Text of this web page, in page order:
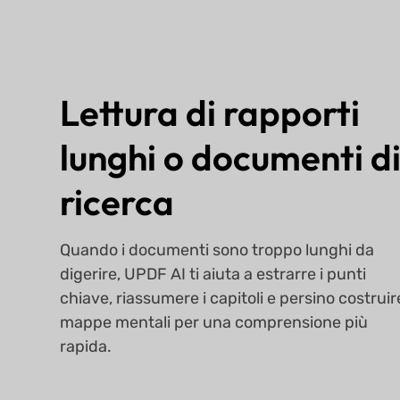
Lettura di rapporti
lunghi o documenti
ricerca
Quando i documenti sono troppo lunghi da
digerire, UPDF AI ti aiuta a estrarre i punti
chiave, riassumere i capitoli e persino
mappe mentali per una comprensione più
rapida.